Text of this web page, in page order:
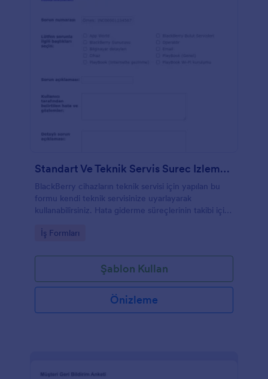
Standart Ve Teknik Servis Surec Izleme Formu
BlackBerry cihazların teknik servisi için yapılan bu
formu kendi teknik servisinize uyarlayarak
kullanabilirsiniz. Hata giderme süreçlerinin takibi için
Go to Category:
İş Formları
Şablon Kullan
Önizleme